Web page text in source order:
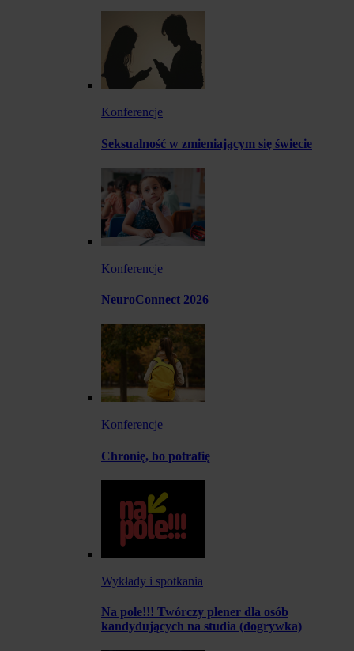
Konferencje
Seksualność w zmieniającym się świecie
Konferencje
NeuroConnect 2026
Konferencje
Chronię, bo potrafię
Wykłady i spotkania
Na pole!!! Twórczy plener dla osób
kandydujących na studia (dogrywka)